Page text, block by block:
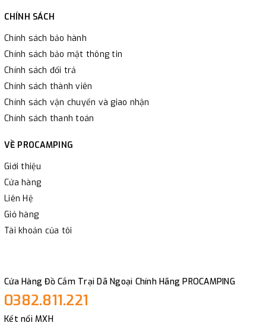
CHÍNH SÁCH
Chính sách bảo hành
Chính sách bảo mật thông tin
Chính sách đổi trả
Chính sách thành viên
Chính sách vận chuyển và giao nhận
Chính sách thanh toán
VỀ PROCAMPING
Giới thiệu
Cửa hàng
Liên Hệ
Giỏ hàng
Tài khoản của tôi
Cửa Hàng Đồ Cắm Trại Dã Ngoại Chính Hãng PROCAMPING
0382.811.221
Kết nối MXH